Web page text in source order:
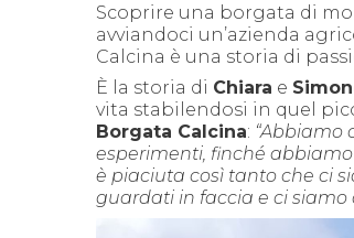
Scoprire una borgata di
avviandoci un’azienda
Calcina è una storia di
È la storia di Chiara e
vita stabilendosi in quel
Borgata Calcina: “Abbiamo
esperimenti, finché
è piaciuta così tanto che ci
guardati in faccia e ci siamo